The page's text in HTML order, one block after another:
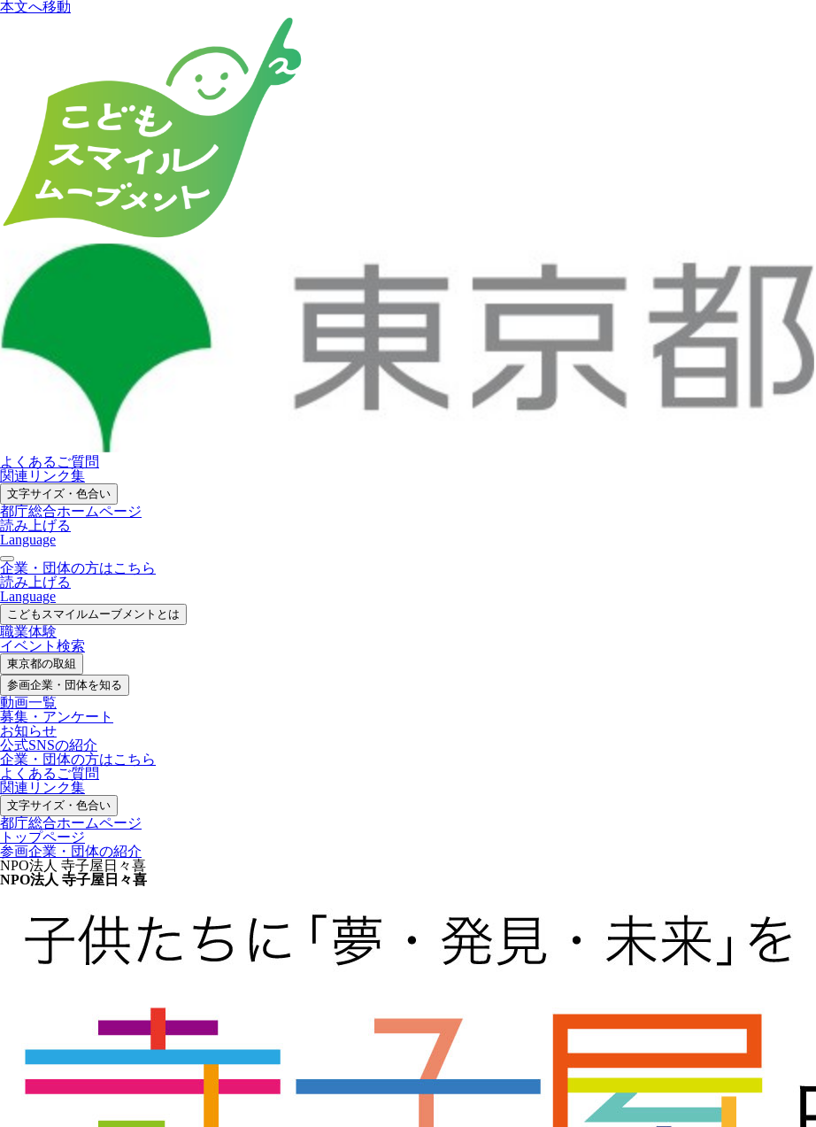
本文へ移動
よくあるご質問
関連リンク集
文字サイズ・色合い
都庁総合ホームページ
読み上げる
Language
企業・団体の方はこちら
読み上げる
Language
こどもスマイルムーブメントとは
職業体験
イベント検索
東京都の取組
参画企業・ 団体を知る
動画一覧
募集・ アンケート
お知らせ
公式SNSの紹介
企業・団体の方はこちら
よくあるご質問
関連リンク集
文字サイズ・色合い
都庁総合ホームページ
トップページ
参画企業・団体の紹介
NPO法人 寺子屋日々喜
NPO法人 寺子屋日々喜